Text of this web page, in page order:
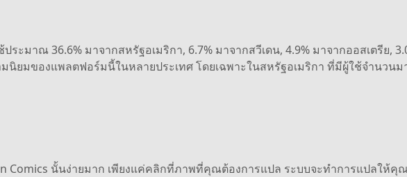
ระมาณ 36.6% มาจากสหรัฐอเมริกา, 6.7% มาจากสวีเดน, 4.9% มาจากออสเตรีย,
มนิยมของแพลตฟอร์มนี้ในหลายประเทศ โดยเฉพาะในสหรัฐอเมริกา ที่มีผู้ใช้จำนวน
Comics นั้นง่ายมาก เพียงแค่คลิกที่ภาพที่คุณต้องการแปล ระบบจะทำการแปลให้คุ